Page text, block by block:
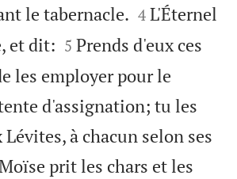
le tabernacle. 

4 L'Éternel
et dit: 

5 Prends d'eux ces
les employer pour le
d'assignation; tu les
à chacun selon ses
prit les chars et les